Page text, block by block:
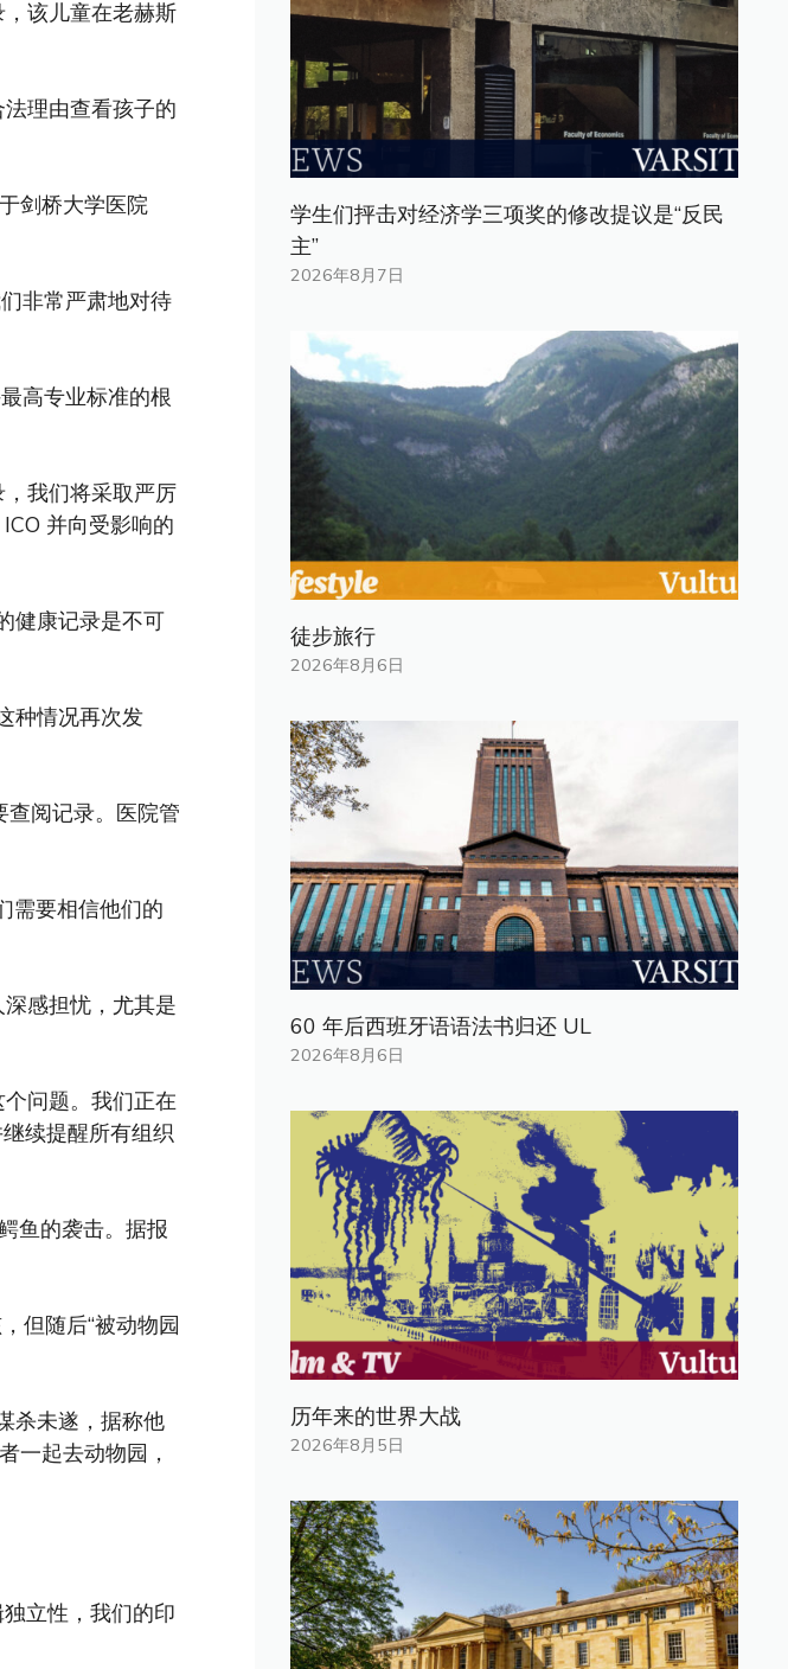
该儿童在老赫斯
理由查看孩子的
剑桥大学医院
非常严肃地对待
高专业标准的根
我们将采取严厉
并向受影响的
健康记录是不可
种情况再次发
阅记录。医院管
需要相信他们的
感担忧，尤其是
问题。我们正在
续提醒所有组织
鱼的袭击。据报
但随后“被动物园
杀未遂，据称他
一起去动物园，
立性，我们的印
学生们抨击对经济学三项奖的修改提议是“反民
主”
2026年8月7日
徒步旅行
2026年8月6日
60 年后西班牙语语法书归还 UL
2026年8月6日
历年来的世界大战
2026年8月5日